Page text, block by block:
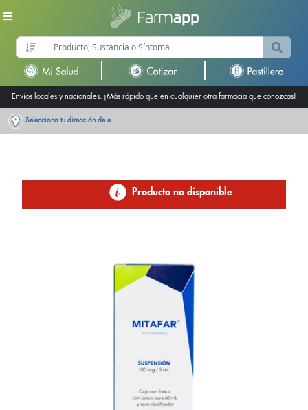
Envíos locales y nacionales. ¡Más rápido que en cualquier otra farmacia que conozcas!
Selecciona tu dirección de entrega
Producto no disponible